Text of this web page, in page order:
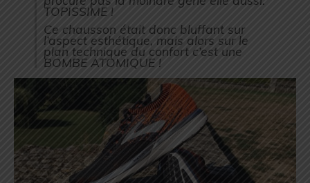
TOPISSIME !
Ce chausson était donc bluffant sur
l’aspect esthétique, mais alors sur le
plan technique du confort c’est une
BOMBE ATOMIQUE !